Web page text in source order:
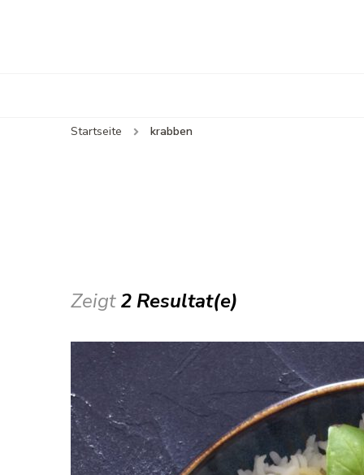
Startseite krabben
Zeigt2 Resultat(e)